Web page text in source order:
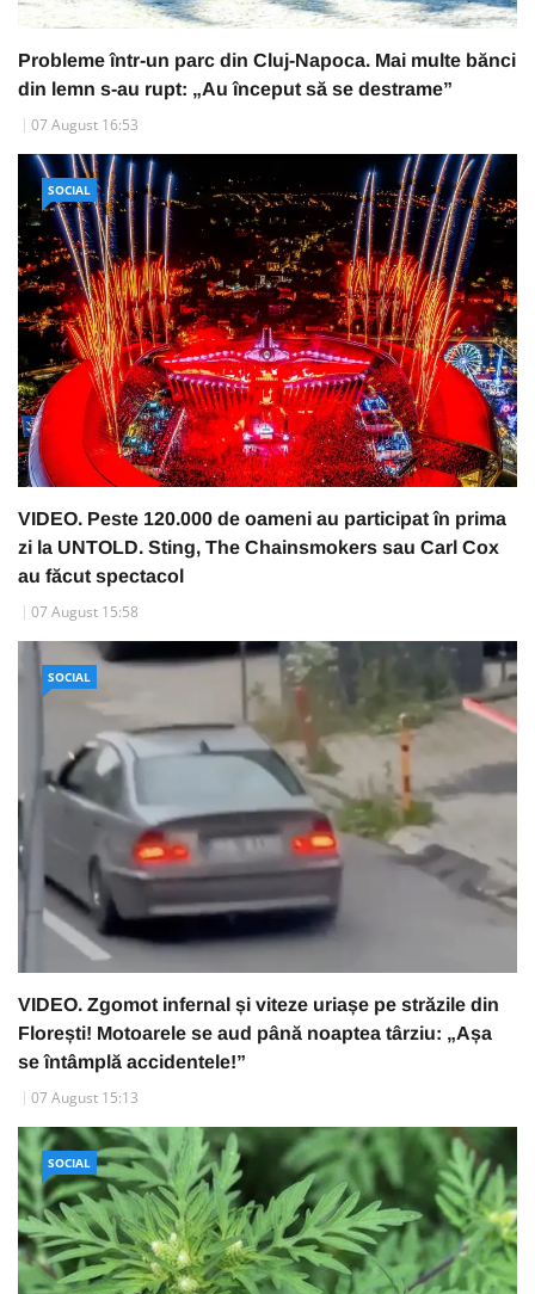
Probleme într-un parc din Cluj-Napoca. Mai multe bănci
din lemn s-au rupt: „Au început să se destrame”
07 August 16:53
SOCIAL
VIDEO. Peste 120.000 de oameni au participat în prima
zi la UNTOLD. Sting, The Chainsmokers sau Carl Cox
au făcut spectacol
07 August 15:58
SOCIAL
VIDEO. Zgomot infernal și viteze uriașe pe străzile din
Florești! Motoarele se aud până noaptea târziu: „Așa
se întâmplă accidentele!”
07 August 15:13
SOCIAL